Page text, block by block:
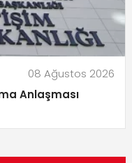
08 Ağustos 2026
Anlaşması